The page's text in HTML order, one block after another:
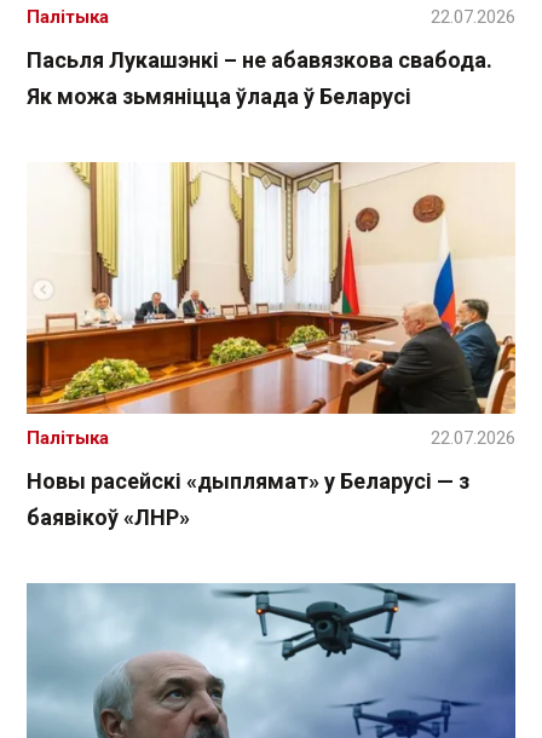
Пасьля Лукашэнкі – не абавязкова свабода.
Як можа зьмяніцца ўлада ў Беларусі
Палітыка 22.07.2026
Новы расейскі «дыплямат» у Беларусі — з
баявікоў «ЛНР»
Палітыка 22.07.2026